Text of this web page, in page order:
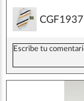
CGF1937